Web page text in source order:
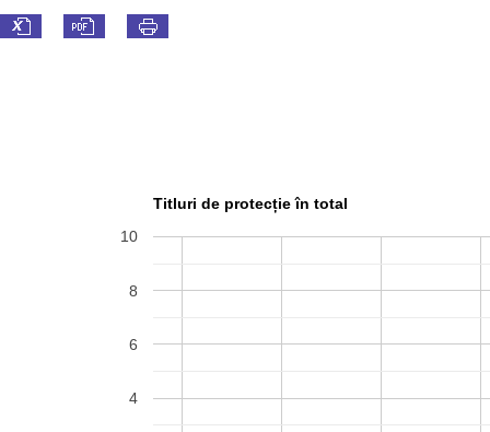
Titluri de protecție în total
4
6
8
10